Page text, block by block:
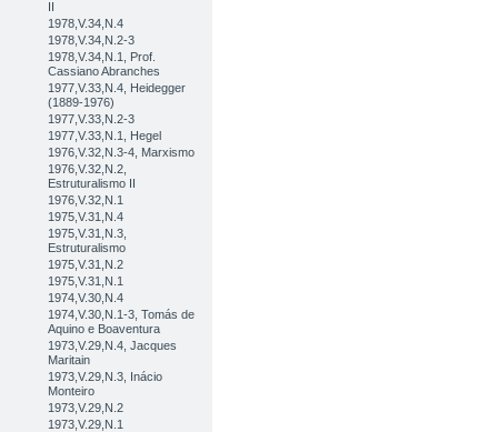
II
1978,V.34,N.4
1978,V.34,N.2-3
1978,V.34,N.1, Prof.
Cassiano Abranches
1977,V.33,N.4, Heidegger
(1889-1976)
1977,V.33,N.2-3
1977,V.33,N.1, Hegel
1976,V.32,N.3-4, Marxismo
1976,V.32,N.2,
Estruturalismo II
1976,V.32,N.1
1975,V.31,N.4
1975,V.31,N.3,
Estruturalismo
1975,V.31,N.2
1975,V.31,N.1
1974,V.30,N.4
1974,V.30,N.1-3, Tomás de
Aquino e Boaventura
1973,V.29,N.4, Jacques
Maritain
1973,V.29,N.3, Inácio
Monteiro
1973,V.29,N.2
1973,V.29,N.1